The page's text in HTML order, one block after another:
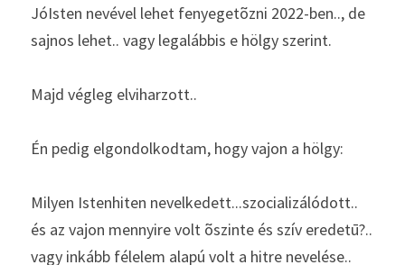
JóIsten nevével lehet fenyegetõzni 2022-ben.., de
sajnos lehet.. vagy legalábbis e hölgy szerint.
Majd végleg elviharzott..
Én pedig elgondolkodtam, hogy vajon a hölgy:
Milyen Istenhiten nevelkedett...szocializálódott..
és az vajon mennyire volt õszinte és szív eredetū?..
vagy inkább félelem alapú volt a hitre nevelése..